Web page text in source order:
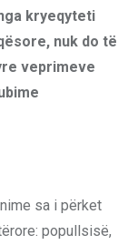
kryeqyteti
nuk do të
veprimeve
sa i përket
popullsisë,